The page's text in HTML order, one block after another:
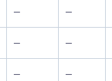
– –
– –
– –